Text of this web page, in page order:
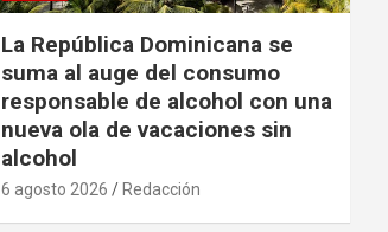
La República Dominicana se
suma al auge del consumo
responsable de alcohol con una
nueva ola de vacaciones sin
alcohol
6 agosto 2026 Redacción